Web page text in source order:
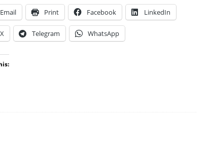
Email Print Facebook LinkedIn
X Telegram WhatsApp